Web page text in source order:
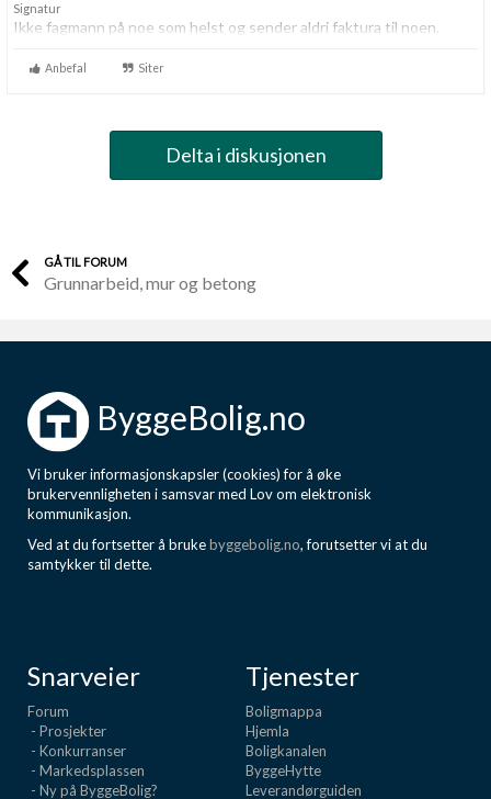
Signatur
Ikke fagmann på noe som helst og sender aldri faktura til noen.
Anbefal Siter
Delta i diskusjonen
GÅ TIL FORUM
Grunnarbeid, mur og betong
ByggeBolig.no
Vi bruker informasjonskapsler (cookies) for å øke
brukervennligheten i samsvar med Lov om elektronisk
kommunikasjon.
Ved at du fortsetter å brukebyggebolig.no, forutsetter vi at du
samtykker til dette.
Snarveier
Forum
- Prosjekter
- Konkurranser
- Markedsplassen
- Ny på ByggeBolig?
Tjenester
Boligmappa
Hjemla
Boligkanalen
ByggeHytte
Leverandørguiden